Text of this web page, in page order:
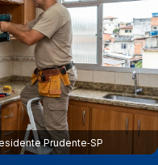
Prudente‑SP